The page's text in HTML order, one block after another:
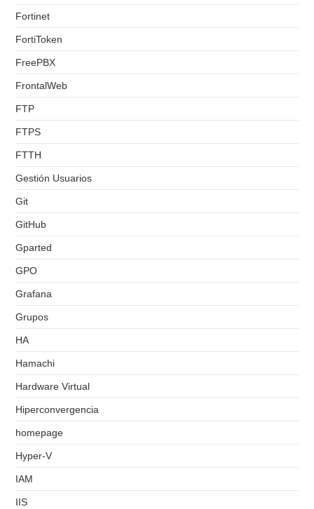
Fortinet
FortiToken
FreePBX
FrontalWeb
FTP
FTPS
FTTH
Gestión Usuarios
Git
GitHub
Gparted
GPO
Grafana
Grupos
HA
Hamachi
Hardware Virtual
Hiperconvergencia
homepage
Hyper-V
IAM
IIS